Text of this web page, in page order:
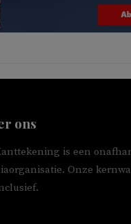
ons
is een
Onze